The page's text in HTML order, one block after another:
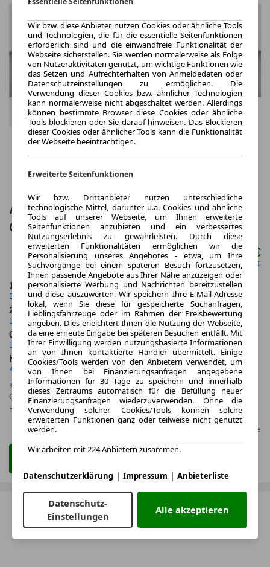
Audi A3 allstreet TFSI e S tr. LED ACC
Cam FLA elSitz
ab mtl.298,00 €
netto mtl. 250,42 €
10.2025
Erstzulassung
10.000,0 km
Jahrliche Fahrleistung
24 Monate
Laufzeit
6.635 km
Kilometerstand
0.6
Leasingfaktor
ca. 150 kW (204 PS)
Leistung
Hybrid
Kraftstoff
Kraftstoffverbr.¹: ca. 0,3 l/100km
(komb.)
CO
-Emissionen*:ca. 6 g/km(komb.)
Effizienzklasse: B
Gefunden auf LeasingMarkt.de
Wir bzw. diese Anbieter nutzen Cookies oder ähnliche Tools
und Technologien, die für die essentielle Seitenfunktionen
erforderlich sind und die einwandfreie Funktionalität der
Webseite sicherstellen. Sie werden normalerweise als Folge
von Nutzeraktivitäten genutzt, um wichtige Funktionen wie
das Setzen und Aufrechterhalten von Anmeldedaten oder
Datenschutzeinstellungen zu ermöglichen. Die
Verwendung dieser Cookies bzw. ähnlicher Technologien
kann normalerweise nicht abgeschaltet werden. Allerdings
können bestimmte Browser diese Cookies oder ähnliche
Tools blockieren oder Sie darauf hinweisen. Das Blockieren
dieser Cookies oder ähnlicher Tools kann die Funktionalität
der Webseite beeinträchtigen.
Erweiterte Seitenfunktionen
Wir bzw. Drittanbieter nutzen unterschiedliche
technologische Mittel, darunter u.a. Cookies und ähnliche
Tools auf unserer Webseite, um Ihnen erweiterte
Seitenfunktionen anzubieten und ein verbessertes
Nutzungserlebnis zu gewährleisten. Durch diese
erweiterten Funktionalitäten ermöglichen wir die
Personalisierung unseres Angebotes - etwa, um Ihre
Suchvorgänge bei einem späteren Besuch fortzusetzen,
Ihnen passende Angebote aus Ihrer Nähe anzuzeigen oder
personalisierte Werbung und Nachrichten bereitzustellen
und diese auszuwerten. Wir speichern Ihre E-Mail-Adresse
lokal, wenn Sie diese für gespeicherte Suchanfragen,
Lieblingsfahrzeuge oder im Rahmen der Preisbewertung
angeben. Dies erleichtert Ihnen die Nutzung der Webseite,
da eine erneute Eingabe bei späteren Besuchen entfällt. Mit
Ihrer Einwilligung werden nutzungsbasierte Informationen
an von Ihnen kontaktierte Händler übermittelt. Einige
Cookies/Tools werden von den Anbietern verwendet, um
von Ihnen bei Finanzierungsanfragen angegebene
Informationen für 30 Tage zu speichern und innerhalb
dieses Zeitraums automatisch für die Befüllung neuer
Finanzierungsanfragen wiederzuverwenden. Ohne die
Verwendung solcher Cookies/Tools können solche
erweiterten Funktionen ganz oder teilweise nicht genutzt
werden.
Wir arbeiten mit 224 Anbietern zusammen.
Datenschutzerklärung | Impressum | Anbieterliste
Datenschutz-
Einstellungen
Alle akzeptieren